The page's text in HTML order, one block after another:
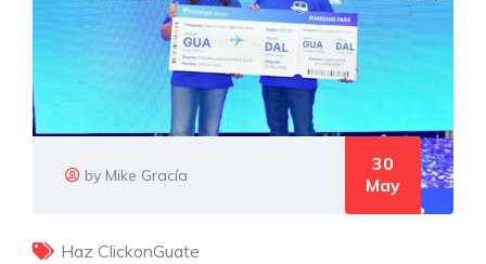
by Mike Gracía
30
May
Haz ClickonGuate